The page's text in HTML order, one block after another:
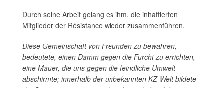
Durch seine Arbeit gelang es ihm, die inhaftierten
Mitglieder der Résistance wieder zusammenführen.
Diese Gemeinschaft von Freunden zu bewahren,
bedeutete, einen Damm gegen die Furcht zu errichten,
eine Mauer, die uns gegen die feindliche Umwelt
abschirmte; innerhalb der unbekannten KZ-Welt bildete